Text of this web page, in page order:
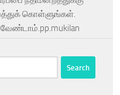
கொள்ளுங்கள்.